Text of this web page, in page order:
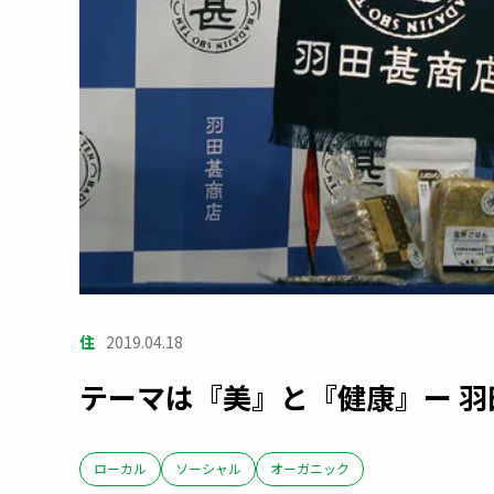
住 2019.04.18
テーマは『美』と『健康』ー
ローカル ソーシャル オーガニック